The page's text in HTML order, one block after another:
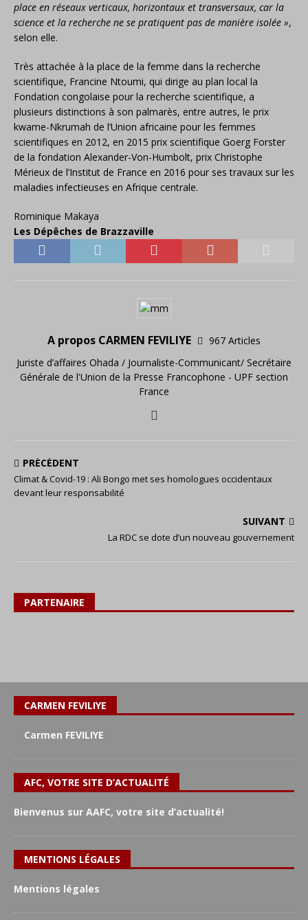
place en réseaux verticaux, horizontaux et transversaux, car la
science et la recherche ne se pratiquent pas de manière isolée »,
selon elle.
Très attachée à la place de la femme dans la recherche
scientifique, Francine Ntoumi, qui dirige au plan local la
Fondation congolaise pour la recherche scientifique, a
plusieurs distinctions à son palmarès, entre autres, le prix
kwame-Nkrumah de l’Union africaine pour les femmes
scientifiques en 2012, en 2015 prix scientifique Goerg Forster
de la fondation Alexander-Von-Humbolt, prix Christophe
Mérieux de l’Institut de France en 2016 pour ses travaux sur les
maladies infectieuses en Afrique centrale.
Rominique Makaya
Les Dépêches de Brazzaville
A propos CARMEN FEVILIYE
967 Articles
Juriste d’affaires Ohada / Journaliste-Communicant/ Secrétaire
Générale de l'Union de la Presse Francophone - UPF section
France
PRÉCÉDENT
Climat & Covid-19 : Ali Bongo met ses homologues occidentaux
devant leur responsabilité
SUIVANT
La RDC se dote d’un nouveau gouvernement
PARTENAIRE
CARMEN FEVILIYE
Carmen FEVILIYE
AFC, VOTRE SITE D’ACTUALITÉ
Bienvenus sur AAFC, votre site d’actualité!
MENTIONS LÉGALES
Mentions légales